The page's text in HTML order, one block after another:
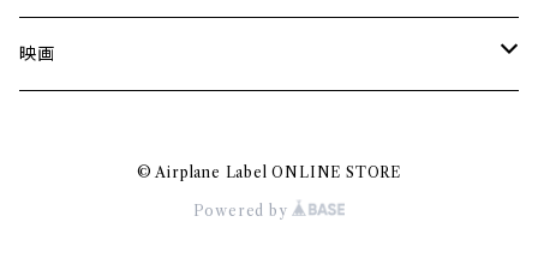
ミャンマー伝統音楽
映画
© Airplane Label ONLINE STORE
Powered by